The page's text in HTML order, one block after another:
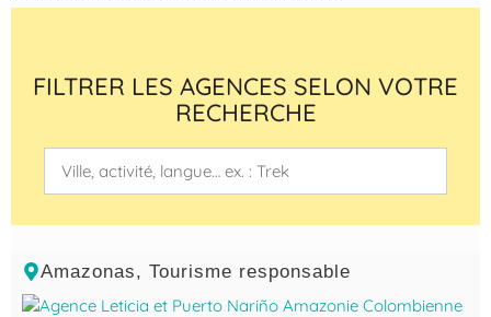
FILTRER LES AGENCES SELON VOTRE
RECHERCHE
Amazonas, Tourisme responsable